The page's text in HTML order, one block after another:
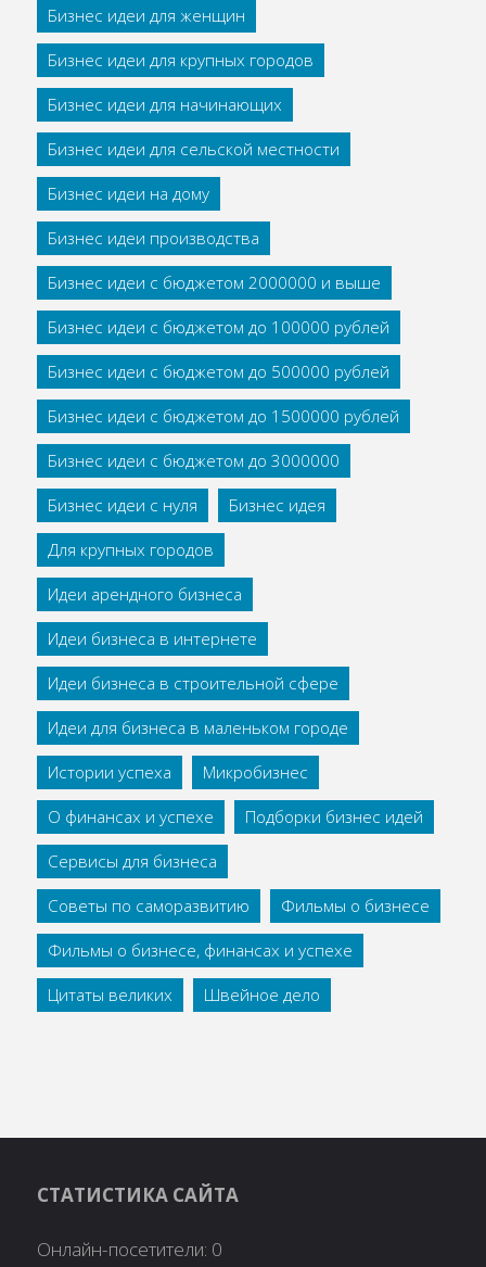
Бизнес идеи для женщин
Бизнес идеи для крупных городов
Бизнес идеи для начинающих
Бизнес идеи для сельской местности
Бизнес идеи на дому
Бизнес идеи производства
Бизнес идеи с бюджетом 2000000 и выше
Бизнес идеи с бюджетом до 100000 рублей
Бизнес идеи с бюджетом до 500000 рублей
Бизнес идеи с бюджетом до 1500000 рублей
Бизнес идеи с бюджетом до 3000000
Бизнес идеи с нуля
Бизнес идея
Для крупных городов
Идеи арендного бизнеса
Идеи бизнеса в интернете
Идеи бизнеса в строительной сфере
Идеи для бизнеса в маленьком городе
Истории успеха
Микробизнес
О финансах и успехе
Подборки бизнес идей
Сервисы для бизнеса
Советы по саморазвитию
Фильмы о бизнесе
Фильмы о бизнесе, финансах и успехе
Цитаты великих
Швейное дело
СТАТИСТИКА САЙТА
Онлайн-посетители: 0